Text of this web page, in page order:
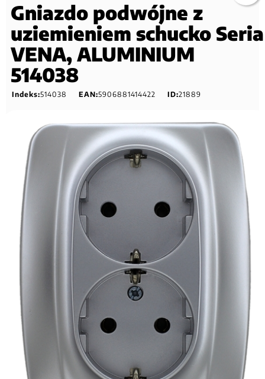
Gniazdo podwójne z
uziemieniem schucko Seria
VENA, ALUMINIUM
514038
Indeks:514038 EAN:5906881414422 ID:21889